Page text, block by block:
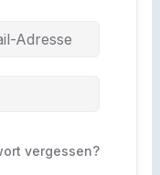
vergessen?